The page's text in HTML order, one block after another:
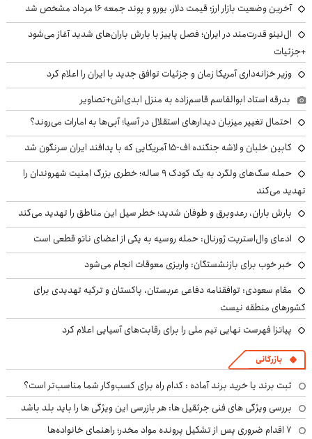
آخرین وضعیت بازار ارز؛ قیمت دلار، یورو و پوند جمعه ۱۶ مرداد مشخص شد
ال‌نینو قدرت‌مند در ایران؛ فصل پاییز با بارش باران‌های شدید آغاز می‌شود
+جزئیات
وزیر خزانه‌داری آمریکا زمان و جزئیات توافق جدید با ایران را اعلام کرد
بدرقه استاد ابوالقاسم قاسم‌زاده به منزل ابدی‌اش+تصاویر
احتمال تغییر میزبان دیدارهای استقلال در آسیا؛ آبی‌ها به امارات می‌روند؟
کابین خلبان و لاشه جنگنده اف-۱۵ آمریکایی که با پدافند ایران سرنگون شد
حمله سگ‌های ولگرد به یک کودک ۹ ساله؛ خطری بزرگ امنیت شهروندان را
تهدید می‌کند
بارش باران، رعدوبرق و طوفان شدید؛ خطر سیل این مناطق را تهدید می‌کند
ادعای وال‌استریت ژورنال: حمله روسیه به یکی از اعضای ناتو قطعی است
خبر خوب برای بازنشستگان: واریزی معوقات انجام می‌شود
مقام سعودی: توافقنامه دفاعی عربستان، پاکستان و ترکیه تهدیدی برای
کشورهای منطقه نیست
پیاتزا فهرست نهایی تیم ملی را برای رقابت‌های آسیایی اعلام کرد
بازرگانی
ثبت برند یا خرید برند آماده : کدام راه برای کسب‌وکار شما مناسب‌تر است؟
بررسی ویژگی های فنی جرثقیل ها: هر بازرسی این ویژگی ها را باید بلد باشد
۷ اقدام ضروری پس از تشکیل پرونده مواد مخدر؛ راهنمای خانواده‌ها